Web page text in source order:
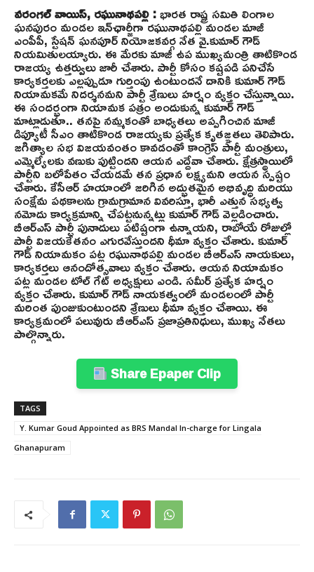
వరంగల్ వాయిస్, రఘునాథపల్లి :భారత రాష్ట్ర సమితి లింగాల
ఘనపురం మండల ఇన్‌ఛార్జీగా రఘునాథపల్లి మండల మాజీ
ఎంపీపీ, స్టేషన్ ఘనపూర్ నియోజకవర్గ నేత వై.కుమార్ గౌడ్
నియమితులయ్యారు. ఈ మేరకు మాజీ ఉప ముఖ్యమంత్రి తాటికొండ
రాజయ్య ఉత్తర్వులు జారీ చేశారు. పార్టీ కోసం కష్టపడి పనిచేసే
కార్యకర్తలకు ఎల్లప్పుడూ గుర్తింపు ఉంటుందనే దానికి కుమార్ గౌడ్
నియామకమే నిదర్శనమని పార్టీ శ్రేణులు హర్షం వ్యక్తం చేస్తున్నాయి.
ఈ సందర్భంగా నియామక పత్రం అందుకున్న కుమార్ గౌడ్
మాట్లాడుతూ.. తనపై నమ్మకంతో బాధ్యతలు అప్పగించిన మాజీ
డిప్యూటీ సీఎం తాటికొండ రాజయ్యకు ప్రత్యేక కృతజ్ఞతలు తెలిపారు.
జగిత్యాల సభ విజయవంతం కావడంతో కాంగ్రెస్ పార్టీ మంత్రులు,
ఎమ్మెల్యేలకు వణుకు పుట్టిందని ఆయన ఎద్దేవా చేశారు. క్షేత్రస్థాయిలో
పార్టీని బలోపేతం చేయడమే తన ప్రధాన లక్ష్యమని ఆయన స్పష్టం
చేశారు. కేసీఆర్ హయాంలో జరిగిన అద్భుతమైన అభివృద్ధి మరియు
సంక్షేమ పథకాలను గ్రామగ్రామాన వివరిస్తూ, భారీ ఎత్తున సభ్యత్వ
నమోదు కార్యక్రమాన్ని చేపట్టనున్నట్లు కుమార్ గౌడ్ వెల్లడించారు.
బీఆర్ఎస్ పార్టీ పునాదులు పటిష్టంగా ఉన్నాయని, రాబోయే రోజుల్లో
పార్టీ విజయకేతనం ఎగురవేస్తుందని ధీమా వ్యక్తం చేశారు. కుమార్
గౌడ్ నియామకం పట్ల రఘునాథపల్లి మండల బీఆర్ఎస్ నాయకులు,
కార్యకర్తలు ఆనందోత్సవాలు వ్యక్తం చేశారు. ఆయన నియామకం
పట్ల మండల టోల్ గేట్ అధ్యక్షులు ఎండి. సమీర్ ప్రత్యేక హర్షం
వ్యక్తం చేశారు. కుమార్ గౌడ్ నాయకత్వంలో మండలంలో పార్టీ
మరింత పుంజుకుంటుందని శ్రేణులు ధీమా వ్యక్తం చేశాయి. ఈ
కార్యక్రమంలో పలువురు బీఆర్ఎస్ ప్రజాప్రతినిధులు, ముఖ్య నేతలు
పాల్గొన్నారు.
Share Epaper Clip
TAGS
Y. Kumar Goud Appointed as BRS Mandal In-charge for Lingala
Ghanapuram